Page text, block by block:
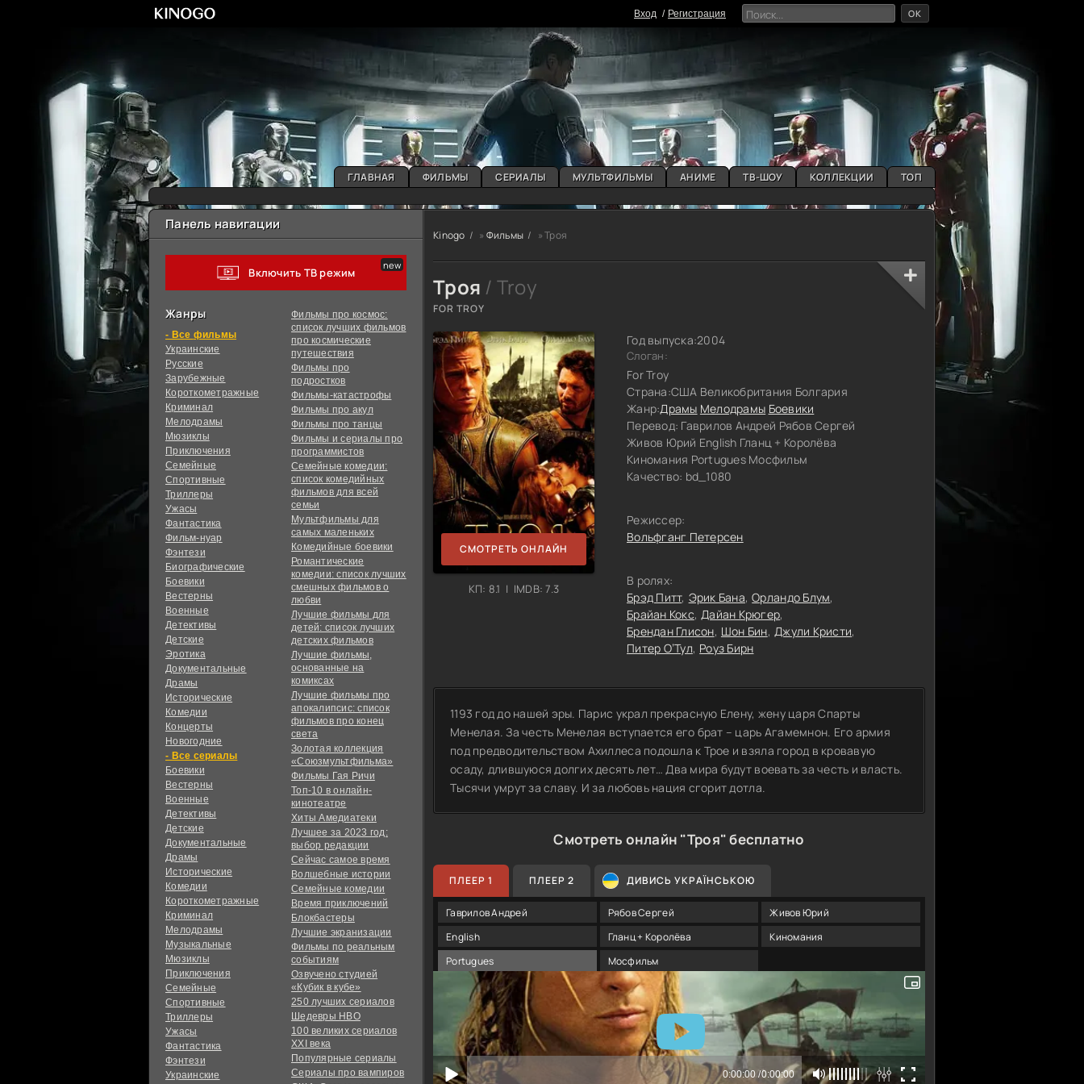
Вxoд Регистрация OK
ГЛАВНАЯ ФИЛЬМЫ СЕРИАЛЫ МУЛЬТФИЛЬМЫ АНИМЕ ТВ-ШОУ КОЛЛЕКЦИИ ТОП
Панель навигации
Включить ТВ режим
Жанры
фильмы
Украинcкие
Русские
Зарубежные
Короткометражные
Криминал
Мелодрамы
Мюзиклы
Приключения
Семейные
Спортивные
Триллеры
Ужасы
Фантастика
Фильм-нуар
Фэнтези
Биографические
Боевики
Вестерны
Военные
Детективы
Детские
Эротика
Документальные
Драмы
Исторические
Комедии
Концерты
Новогодние
сериалы
Боевики
Вестерны
Военные
Детективы
Детские
Документальные
Драмы
Исторические
Комедии
Короткометражные
Криминал
Мелодрамы
Музыкальные
Мюзиклы
Приключения
Семейные
Спортивные
Триллеры
Ужасы
Фантастика
Фэнтези
Украинcкие
Фильмы про космос:
список лучших фильмов
про космические
путешествия
Фильмы про
подростков
Фильмы-катастрофы
Фильмы про акул
Фильмы про танцы
Фильмы и сериалы про
программистов
Семейные комедии:
список комедийных
фильмов для всей
семьи
Мультфильмы для
самых маленьких
Комедийные боевики
Романтические
комедии: список лучших
смешных фильмов о
любви
Лучшие фильмы для
детей: список лучших
детских фильмов
Лучшие фильмы,
основанные на
комиксах
Лучшие фильмы про
апокалипсис: список
фильмов про конец
света
Золотая коллекция
«Союзмультфильма»
Фильмы Гая Ричи
Топ-10 в онлайн-
кинотеатре
Хиты Амедиатеки
Лучшее за 2023 год:
выбор редакции
Сейчас самое время
Волшебные истории
Семейные комедии
Время приключений
Блокбастеры
Лучшие экранизации
Фильмы по реальным
событиям
Озвучено студией
«Кубик в кубе»
250 лучших сериалов
Шедевры HBO
100 великих сериалов
XXI века
Популярные сериалы
Сериалы про вампиров
Kinogo » Фильмы » Троя
Троя / Troy
FOR TROY
СМОТРЕТЬ ОНЛАЙН
КП: 8.1 | IMDB: 7.3
Год выпуска:2004
Слоган:
For Troy
Страна:США Великобритания Болгария
Жанр:Драмы Мелодрамы Боевики
Перевод: Гаврилов Андрей Рябов Сергей
Живов Юрий English Гланц + Королёва
Киномания Portugues Мосфильм
Качество: bd_1080
Режиссер:
Вольфганг Петерсен
В ролях:
Брэд Питт Эрик Бана Орландо Блум
Брайан Кокс Дайан Крюгер
Брендан Глисон Шон Бин Джули Кристи
Питер О’Тул Роуз Бирн
1193 год до нашей эры. Парис украл прекрасную Елену, жену царя Спарты
Менелая. За честь Менелая вступается его брат – царь Агамемнон. Его армия
под предводительством Ахиллеса подошла к Трое и взяла город в кровавую
осаду, длившуюся долгих десять лет… Два мира будут воевать за честь и власть.
Тысячи умрут за славу. И за любовь нация сгорит дотла.
Смотреть онлайн "Троя" бесплатно
ПЛЕЕР 1 ПЛЕЕР 2 ДИВИСЬ УКРАЇНСЬКОЮ
Гаврилов Андрей Рябов Сергей
Живов Юрий
English
Гланц + Королёва
Киномания
Portugues
Мосфильм